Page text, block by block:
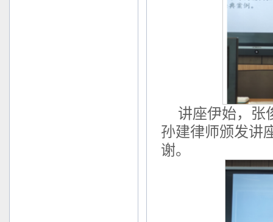
讲座伊始，张
孙建律师颁发讲
谢。